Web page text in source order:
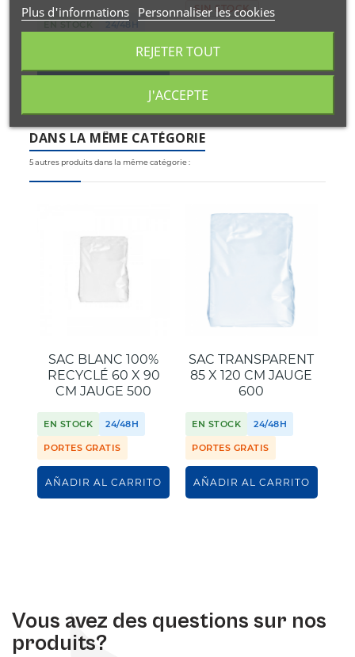
EN STOCK 24/48H
SIN STOCK
DANS LA MÊME CATÉGORIE
5 autres produits dans la même catégorie :
SAC BLANC 100%
RECYCLÉ 60 X 90
CM JAUGE 500
EN STOCK 24/48H
PORTES GRATIS
AÑADIR AL CARRITO
SAC TRANSPARENT
85 X 120 CM JAUGE
600
EN STOCK 24/48H
PORTES GRATIS
AÑADIR AL CARRITO
Vous avez des questions sur nos
produits?
Plus d'informations Personnaliser les cookies
REJETER TOUT
J'ACCEPTE